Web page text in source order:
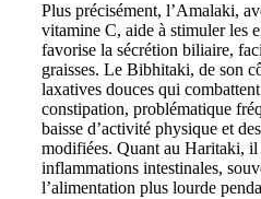
Plus précisément, l’Amalaki,
vitamine C, aide à stimuler les
favorise la sécrétion biliaire,
graisses. Le Bibhitaki, de son
laxatives douces qui
constipation, problématique
baisse d’activité physique et
modifiées. Quant au Haritaki, il
inflammations intestinales,
l’alimentation plus lourde